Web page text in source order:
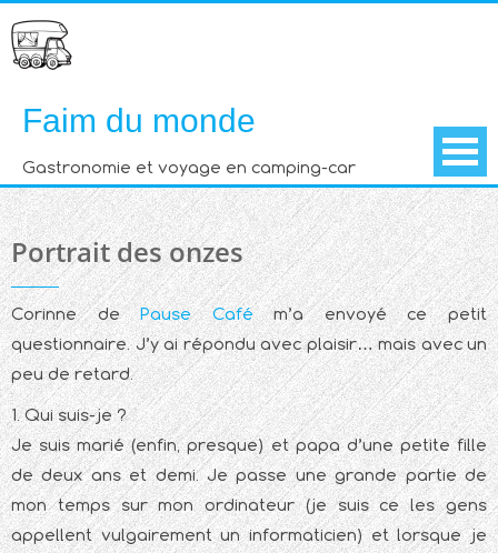
to
content
Faim du monde
Gastronomie et voyage en camping-car
Portrait des onzes
Corinne dePause Cafém’a envoyé ce petit
questionnaire. J’y ai répondu avec plaisir… mais avec un
peu de retard.
1. Qui suis-je ?
Je suis marié (enfin, presque) et papa d’une petite fille
de deux ans et demi. Je passe une grande partie de
mon temps sur mon ordinateur (je suis ce les gens
appellent vulgairement un informaticien) et lorsque je